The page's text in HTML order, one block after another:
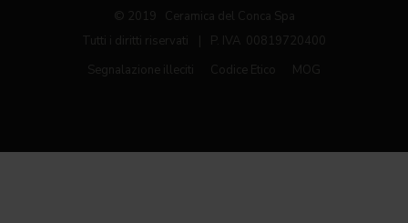
© 2019 Ceramica del Conca Spa
Tutti i diritti riservati
P. IVA 00819720400
Segnalazione illeciti
Codice Etico MOG